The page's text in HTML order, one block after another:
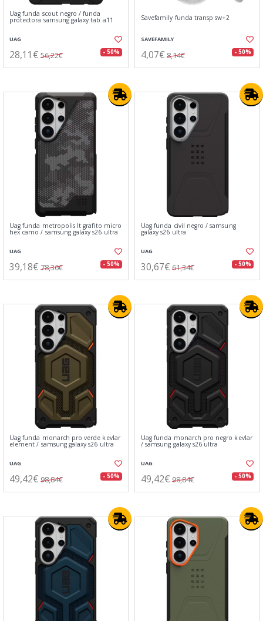
Uag funda scout negro / funda
protectora samsung galaxy tab a11
UAG
28,11€ 56,22€ - 50%
Savefamily funda transp sw+2
SAVEFAMILY
4,07€ 8,14€ - 50%
Uag funda metropolis lt grafito micro
hex camo / samsung galaxy s26 ultra
UAG
39,18€ 78,36€ - 50%
Uag funda civil negro / samsung
galaxy s26 ultra
UAG
30,67€ 61,34€ - 50%
Uag funda monarch pro verde kevlar
element / samsung galaxy s26 ultra
UAG
49,42€ 98,84€ - 50%
Uag funda monarch pro negro kevlar
/ samsung galaxy s26 ultra
UAG
49,42€ 98,84€ - 50%